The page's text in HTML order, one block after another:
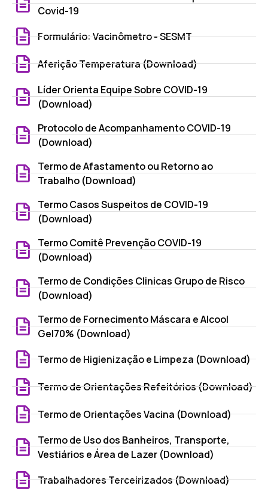
Covid-19
Formulário: Vacinômetro - SESMT
Aferição Temperatura (Download)
Líder Orienta Equipe Sobre COVID-19
(Download)
Protocolo de Acompanhamento COVID-19
(Download)
Termo de Afastamento ou Retorno ao
Trabalho (Download)
Termo Casos Suspeitos de COVID-19
(Download)
Termo Comitê Prevenção COVID-19
(Download)
Termo de Condições Clinicas Grupo de Risco
(Download)
Termo de Fornecimento Máscara e Alcool
Gel70% (Download)
Termo de Higienização e Limpeza (Download)
Termo de Orientações Refeitórios (Download)
Termo de Orientações Vacina (Download)
Termo de Uso dos Banheiros, Transporte,
Vestiários e Área de Lazer (Download)
Trabalhadores Terceirizados (Download)